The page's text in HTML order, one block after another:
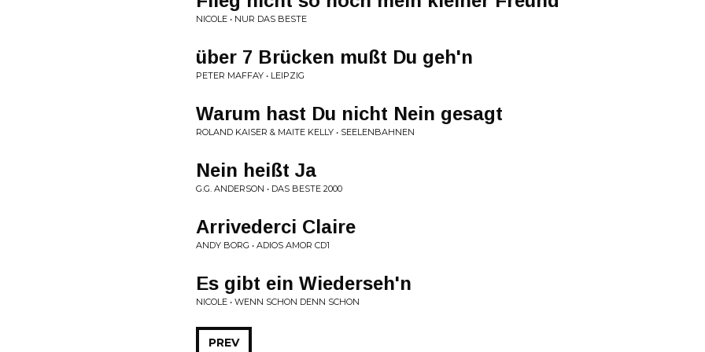
NICOLE • NUR DAS BESTE
über 7 Brücken mußt Du geh'n
PETER MAFFAY • LEIPZIG
Warum hast Du nicht Nein gesagt
ROLAND KAISER & MAITE KELLY • SEELENBAHNEN
Nein heißt Ja
G.G. ANDERSON • DAS BESTE 2000
Arrivederci Claire
ANDY BORG • ADIOS AMOR CD1
Es gibt ein Wiederseh'n
NICOLE • WENN SCHON DENN SCHON
PREV